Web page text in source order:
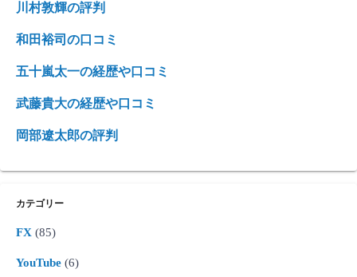
川村敦輝の評判
和田裕司の口コミ
五十嵐太一の経歴や口コミ
武藤貴大の経歴や口コミ
岡部遼太郎の評判
カテゴリー
FX (85)
YouTube (6)